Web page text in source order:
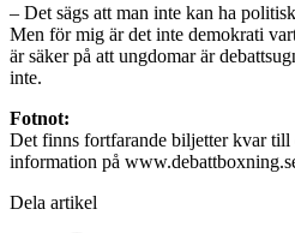
– Det sägs att man inte kan ha
Men för mig är det inte demokrati
är säker på att ungdomar är
inte.
Fotnot:
Det finns fortfarande biljetter kvar
information på
Dela artikel